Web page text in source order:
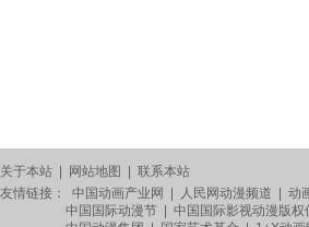
友情链接： 中国动画产业网 人民网动漫频道 动
中国国际动漫节
中国国际影视动漫版
关于本站 网站地图 联系本站